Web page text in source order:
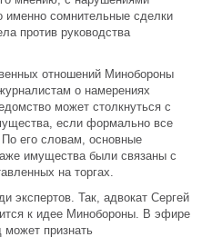
именно сомнительные сделки
против руководства
отношений Минобороны
о намерениях
может столкнуться с
если формально все
его словам, основные
имущества были связаны с
на торгах.
экспертов. Так, адвокат Сергей
к идее Минобороны. В эфире
признать